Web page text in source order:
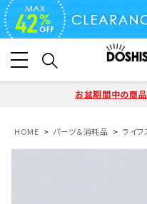
お盆期間中の商
HOME パーツ＆消耗品 ライフ